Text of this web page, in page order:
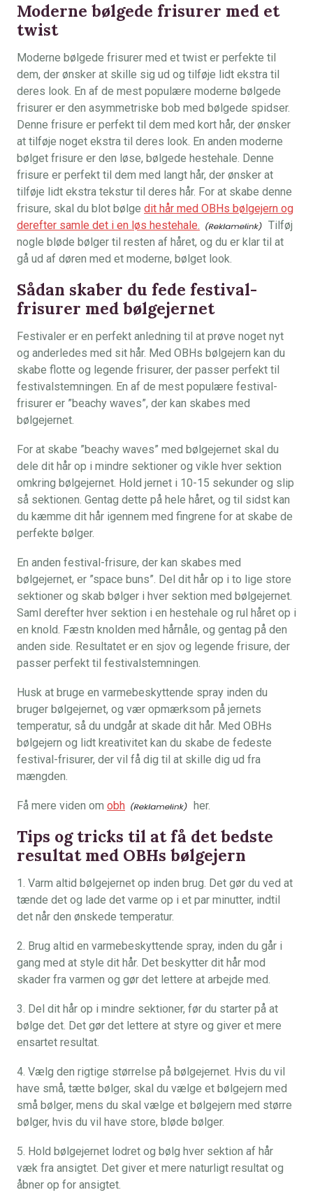
Moderne bølgede frisurer med et
twist
Moderne bølgede frisurer med et twist er perfekte til
dem, der ønsker at skille sig ud og tilføje lidt ekstra til
deres look. En af de mest populære moderne bølgede
frisurer er den asymmetriske bob med bølgede spidser.
Denne frisure er perfekt til dem med kort hår, der ønsker
at tilføje noget ekstra til deres look. En anden moderne
bølget frisure er den løse, bølgede hestehale. Denne
frisure er perfekt til dem med langt hår, der ønsker at
tilføje lidt ekstra tekstur til deres hår. For at skabe denne
frisure, skal du blot bølge dit hår med OBHs bølgejern og
derefter samle det i en løs hestehale.
Tilføj
nogle bløde bølger til resten af håret, og du er klar til at
gå ud af døren med et moderne, bølget look.
Sådan skaber du fede festival-
frisurer med bølgejernet
Festivaler er en perfekt anledning til at prøve noget nyt
og anderledes med sit hår. Med OBHs bølgejern kan du
skabe flotte og legende frisurer, der passer perfekt til
festivalstemningen. En af de mest populære festival-
frisurer er ”beachy waves”, der kan skabes med
bølgejernet.
For at skabe ”beachy waves” med bølgejernet skal du
dele dit hår op i mindre sektioner og vikle hver sektion
omkring bølgejernet. Hold jernet i 10-15 sekunder og slip
så sektionen. Gentag dette på hele håret, og til sidst kan
du kæmme dit hår igennem med fingrene for at skabe de
perfekte bølger.
En anden festival-frisure, der kan skabes med
bølgejernet, er ”space buns”. Del dit hår op i to lige store
sektioner og skab bølger i hver sektion med bølgejernet.
Saml derefter hver sektion i en hestehale og rul håret op i
en knold. Fæstn knolden med hårnåle, og gentag på den
anden side. Resultatet er en sjov og legende frisure, der
passer perfekt til festivalstemningen.
Husk at bruge en varmebeskyttende spray inden du
bruger bølgejernet, og vær opmærksom på jernets
temperatur, så du undgår at skade dit hår. Med OBHs
bølgejern og lidt kreativitet kan du skabe de fedeste
festival-frisurer, der vil få dig til at skille dig ud fra
mængden.
Få mere viden om obh her.
Tips og tricks til at få det bedste
resultat med OBHs bølgejern
1. Varm altid bølgejernet op inden brug. Det gør du ved at
tænde det og lade det varme op i et par minutter, indtil
det når den ønskede temperatur.
2. Brug altid en varmebeskyttende spray, inden du går i
gang med at style dit hår. Det beskytter dit hår mod
skader fra varmen og gør det lettere at arbejde med.
3. Del dit hår op i mindre sektioner, før du starter på at
bølge det. Det gør det lettere at styre og giver et mere
ensartet resultat.
4. Vælg den rigtige størrelse på bølgejernet. Hvis du vil
have små, tætte bølger, skal du vælge et bølgejern med
små bølger, mens du skal vælge et bølgejern med større
bølger, hvis du vil have store, bløde bølger.
5. Hold bølgejernet lodret og bølg hver sektion af hår
væk fra ansigtet. Det giver et mere naturligt resultat og
åbner op for ansigtet.